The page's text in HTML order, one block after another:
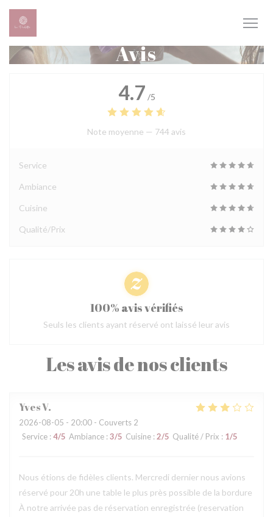
Personnalisation de vos choix en matière de cookies
Avis
Les avis de nos clients
YvesV
2026-08-05 - 20:00 - Couverts 2
Service : 4/5 Ambiance : 3/5 Cuisine : 2/5 Qualité / Prix : 1/5
Nous étions de fidèles clients. Mercredi dernier nous avions
réservé pour 20h une table le plus près possible de la bordure
À notre arrivée pas de réservation enregistrée (reservation
4.7 /5
Note moyenne — 744 avis
Service
Ambiance
Cuisine
Qualité/Prix
100% avis vérifiés
Seuls les clients ayant réservé ont laissé leur avis